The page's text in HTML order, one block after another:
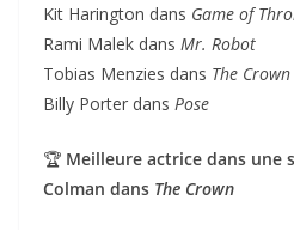
Kit Harington dans Game of
Rami Malek dans Mr. Robot
Tobias Menzies dans The Crown
Billy Porter dans Pose
🏆 Meilleure actrice dans une
Colman dans The Crown